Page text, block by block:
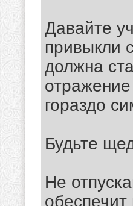
Давайте
привыкли
должна
гораздо
Будьте
Не